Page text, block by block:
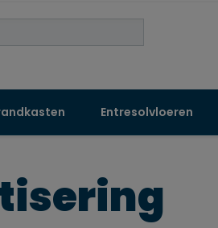
Entresolvloeren